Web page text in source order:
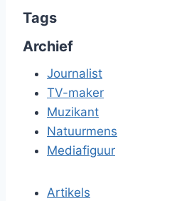
Tags
Archief
Journalist
TV-maker
Muzikant
Natuurmens
Mediafiguur
Artikels